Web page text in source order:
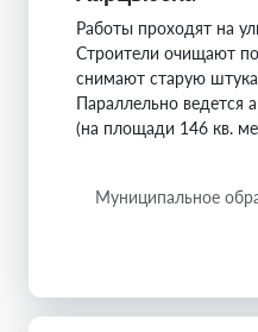
Работы проходят на
Строители очищают
снимают старую
Параллельно ведется
(на площади 146 кв.
Муниципальное